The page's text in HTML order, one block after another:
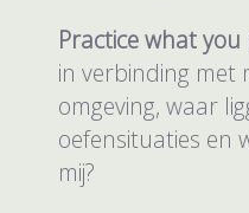
Practice what
in verbinding met
omgeving, waar
oefensituaties en
mij?